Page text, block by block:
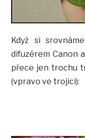
Když si
difuzérem Canon
přece jen trochu
(vpravo ve trojici):